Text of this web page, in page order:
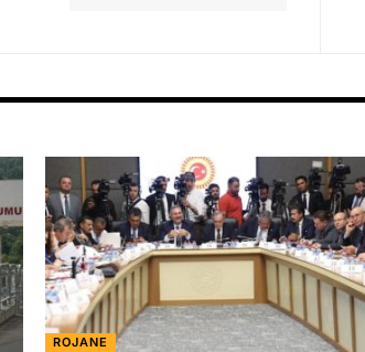
ROJANE